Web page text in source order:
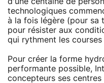
technologiques
à la fois légère (pour sa
pour résister aux
qui rythment les
Pour créer la forme
performante possible,
concepteurs ses centres